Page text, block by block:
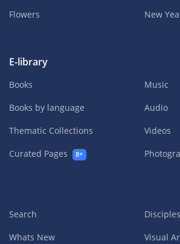
Flowers
New
E-library
Books
Books by language
Thematic Collections
Curated Pages
8+
Music
Audio
Videos
Search
Whats New
Visual